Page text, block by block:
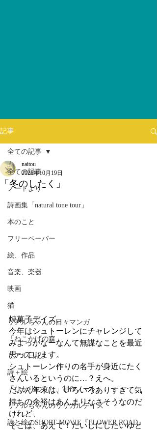
記事
全ての記事
ノートより
詩画集「natural tone tour」
本のこと
フリーペーパー
絵、作品
音楽、楽器
映画
猫
リアルちゃんの日々マンガ
「ねこかげの森」
リアル日記
詩＋絵
「ひかりのうた」制作ノート
リアルちゃんのリリカルデイズ
詩と絵のSHORT MOVIE『FLOWER ROAD』
全ての記事
「冬のしたく」
naitou
2025年10月19日
焼菓子デイズ。
今年はシュトーレンにチャレンジして
みよっかなーなんて無謀なことを最近
思っています。
シュトーレン作りの名手が身近にたく
さんいるというのに…？えへ。
たぶん年末は、いろいろありすぎて気
持ちの余裕はあんまりなさそうなのだ
けれど、
そこは、あえて！だいじにしたいゆと